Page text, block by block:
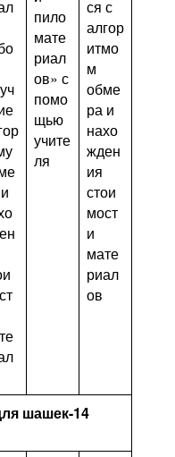
пило
мате
риал
ов» с
помо
щью
учите
ля
ся с
алгор
итмо
м
обме
ра и
нахо
жден
ия
стои
мост
и
мате
риал
ов
шашек-14